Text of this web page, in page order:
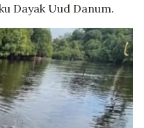
Dayak Uud Danum.